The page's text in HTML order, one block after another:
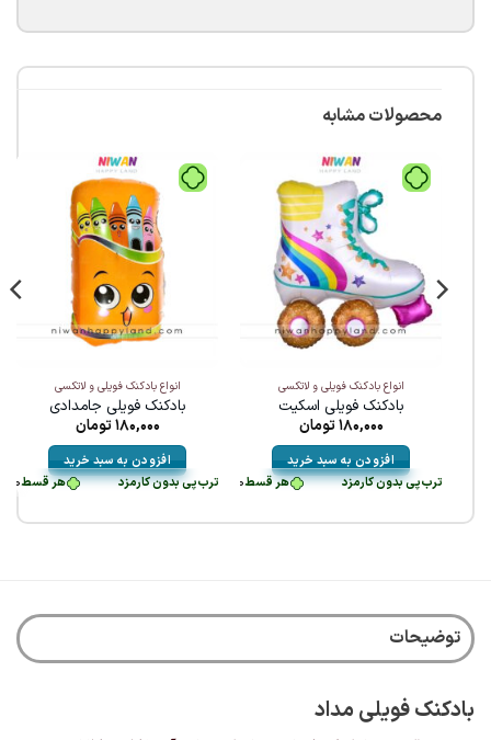
محصولات مشابه
هر قسط45,000تومان • خرید قسطی با ترب‌پی بدون با ترب‌پی بدون کارمزد
انواع بادکنک فویلی و لاتکسی
بادکنک فویلی اسکیت
180,000تومان
افزودن به سبد خرید
هر قسط هر قسط45,000تومان • خرید قسطی با ترب‌پی بدون کارمزد
انواع بادکنک فویلی و لاتکسی
بادکنک فویلی جامدادی
180,000تومان
افزودن به سبد خرید
هر قسط53,750تومان خرید قسطی با ترب‌پی بدون کارمزد بدون کارمزد هر قسط 45,000تومان • خرید قسطی با ترب‌پی
توضیحات
بادکنک فویلی مداد